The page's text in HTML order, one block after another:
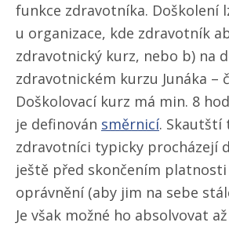
funkce zdravotníka. Doškolení
u organizace, kde zdravotník
zdravotnický kurz, nebo b) na
zdravotnickém kurzu Junáka –
Doškolovací kurz má min. 8
je definován směrnicí. Skautští
zdravotníci typicky procházejí
ještě před skončením platnosti
oprávnění (aby jim na sebe
Je však možné ho absolvovat